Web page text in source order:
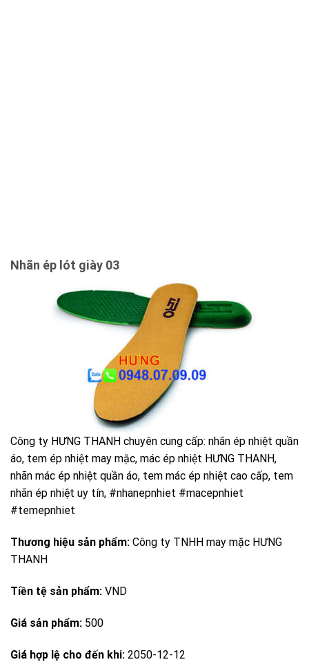
Nhãn ép lót giày 03
Công ty HƯNG THANH chuyên cung cấp: nhãn ép nhiệt quần
áo, tem ép nhiệt may mặc, mác ép nhiệt HƯNG THANH,
nhãn mác ép nhiệt quần áo, tem mác ép nhiệt cao cấp, tem
nhãn ép nhiệt uy tín, #nhanepnhiet #macepnhiet
#temepnhiet
Thương hiệu sản phẩm: Công ty TNHH may mặc HƯNG
THANH
Tiền tệ sản phẩm: VND
Giá sản phẩm: 500
Giá hợp lệ cho đến khi: 2050-12-12